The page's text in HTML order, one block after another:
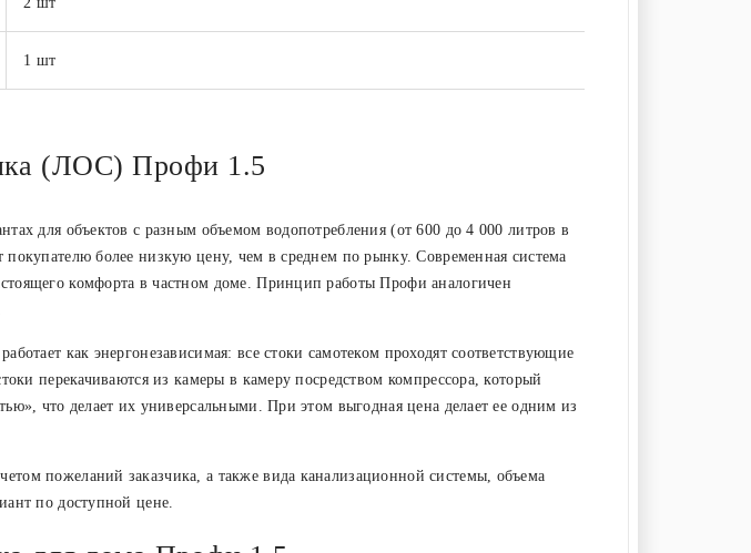
1 шт
(ЛОС) Профи 1.5
для объектов с разным объемом водопотребления (от 600 до 4 000 литров в
более низкую цену, чем в среднем по рынку. Современная система
комфорта в частном доме. Принцип работы Профи аналогичен
как энергонезависимая: все стоки самотеком проходят соответствующие
перекачиваются из камеры в камеру посредством компрессора, который
что делает их универсальными. При этом выгодная цена делает ее одним из
пожеланий заказчика, а также вида канализационной системы, объема
по доступной цене.